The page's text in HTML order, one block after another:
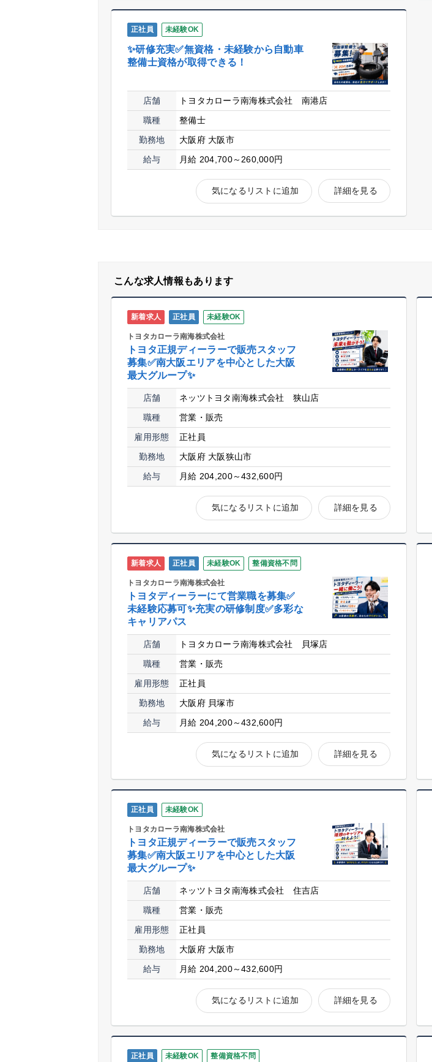
正社員 未経験OK
✨研修充実✅無資格・未経験から自動車
整備士資格が取得できる！
店舗
トヨタカローラ南海株式会社 南港店
職種
整備士
勤務地
大阪府 大阪市
給与
月給 204,700～260,000円
詳細を見る
気になるリストに追加
こんな求人情報もあります
新着求人 正社員 未経験OK
トヨタカローラ南海株式会社
トヨタ正規ディーラーで販売スタッフ
募集✅南大阪エリアを中心とした大阪
最大グループ✨
店舗
ネッツトヨタ南海株式会社 狭山店
職種
営業・販売
雇用形態
正社員
勤務地
大阪府 大阪狭山市
給与
月給 204,200～432,600円
詳細を見る
気になるリストに追加
新着求人 正社員 未経験OK 整備資格不問
トヨタカローラ南海株式会社
トヨタディーラーにて営業職を募集✅
未経験応募可✨充実の研修制度✅多彩な
キャリアパス
店舗
トヨタカローラ南海株式会社 貝塚店
職種
営業・販売
雇用形態
正社員
勤務地
大阪府 貝塚市
給与
月給 204,200～432,600円
詳細を見る
気になるリストに追加
正社員 未経験OK
トヨタカローラ南海株式会社
トヨタ正規ディーラーで販売スタッフ
募集✅南大阪エリアを中心とした大阪
最大グループ✨
店舗
ネッツトヨタ南海株式会社 住吉店
職種
営業・販売
雇用形態
正社員
勤務地
大阪府 大阪市
給与
月給 204,200～432,600円
詳細を見る
気になるリストに追加
正社員 未経験OK 整備資格不問